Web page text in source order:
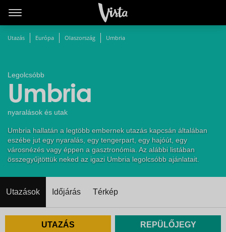
Utazás Európa Olaszország Umbria
Legolcsóbb
Umbria
nyaralások és utak
Umbria hallatán a legtöbb embernek utazás kapcsán általában
eszébe jut egy nyaralás, egy tengerpart, egy hajóút, egy
városnézés vagy éppen a gasztronómia. Az alábbi listában
összegyűjtöttük neked az igazi Umbria legolcsóbb ajánlatait.
Utazások Időjárás Térkép
UTAZÁS REPÜLŐJEGY